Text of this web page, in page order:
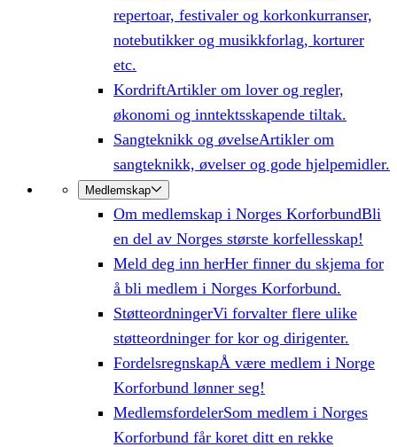
repertoar, festivaler og korkonkurranser,
notebutikker og musikkforlag, korturer
etc.
KordriftArtikler om lover og regler,
økonomi og inntektsskapende tiltak.
Sangteknikk og øvelseArtikler om
sangteknikk, øvelser og gode hjelpemidler.
Medlemskap
Om medlemskap i Norges KorforbundBli
en del av Norges største korfellesskap!
Meld deg inn herHer finner du skjema for
å bli medlem i Norges Korforbund.
StøtteordningerVi forvalter flere ulike
støtteordninger for kor og dirigenter.
FordelsregnskapÅ være medlem i Norge
Korforbund lønner seg!
MedlemsfordelerSom medlem i Norges
Korforbund får koret ditt en rekke